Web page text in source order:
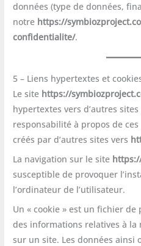
données (type de données,
notre https://
confidentialite/.
5 – Liens hypertextes et
Le site https://
hypertextes vers d’autres
responsabilité à propos de
créés par d’autres sites vers
La navigation sur le site
susceptible de provoquer
l’ordinateur de l’utilisateur.
Un « cookie » est un fichier
des informations relatives à la
sur un site. Les données ainsi